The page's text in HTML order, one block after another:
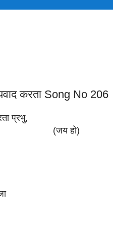
करता Song No 206
प्रभु,
राजा (जय हो)